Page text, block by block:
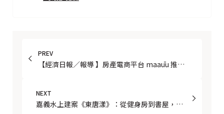
PREV
【經濟日報／報導 】房產電商平台 maaūu 推全
NEXT
嘉義水上建案《東唐漾》：從健身房到書屋，實